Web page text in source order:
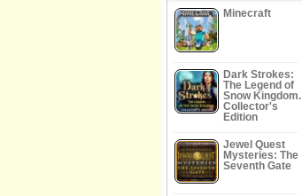
Minecraft
Dark Strokes:
The Legend of
Snow Kingdom.
Collector's
Edition
Jewel Quest
Mysteries: The
Seventh Gate